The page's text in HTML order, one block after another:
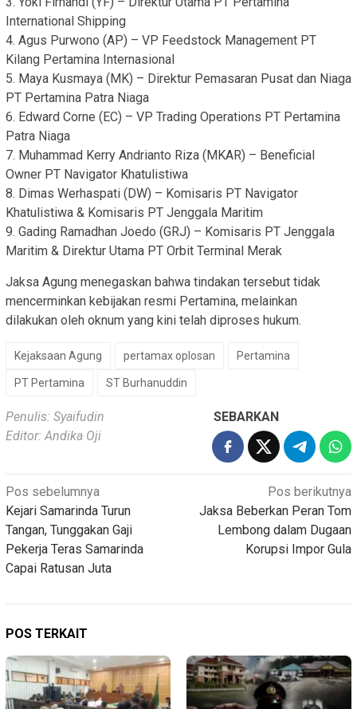
International Shipping
4. Agus Purwono (AP) – VP Feedstock Management PT
Kilang Pertamina Internasional
5. Maya Kusmaya (MK) – Direktur Pemasaran Pusat dan Niaga
PT Pertamina Patra Niaga
6. Edward Corne (EC) – VP Trading Operations PT Pertamina
Patra Niaga
7. Muhammad Kerry Andrianto Riza (MKAR) – Beneficial
Owner PT Navigator Khatulistiwa
8. Dimas Werhaspati (DW) – Komisaris PT Navigator
Khatulistiwa & Komisaris PT Jenggala Maritim
9. Gading Ramadhan Joedo (GRJ) – Komisaris PT Jenggala
Maritim & Direktur Utama PT Orbit Terminal Merak
Jaksa Agung menegaskan bahwa tindakan tersebut tidak
mencerminkan kebijakan resmi Pertamina, melainkan
dilakukan oleh oknum yang kini telah diproses hukum.
Kejaksaan Agung pertamax oplosan Pertamina
PT Pertamina ST Burhanuddin
Penulis: Syaifudin
Editor: Andika Oji
SEBARKAN
Navigasi
pos
Pos sebelumnya
Kejari Samarinda Turun
Tangan, Tunggakan Gaji
Pekerja Teras Samarinda
Capai Ratusan Juta
Pos berikutnya
Jaksa Beberkan Peran Tom
Lembong dalam Dugaan
Korupsi Impor Gula
POS TERKAIT